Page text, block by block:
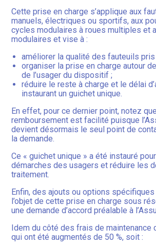
Cette prise en charge s’applique aux
manuels, électriques ou sportifs, aux
cycles modulaires à roues multiples et
modulaires et vise à :
améliorer la qualité des fauteuils pris
organiser la prise en charge autour
de l’usager du dispositif ;
réduire le reste à charge et le délai
instaurant un guichet unique.
En effet, pour ce dernier point, notez
remboursement est facilité puisque
devient désormais le seul point de
la demande.
Ce « guichet unique » a été instauré
démarches des usagers et réduire les
traitement.
Enfin, des ajouts ou options
l’objet de cette prise en charge sous
une demande d’accord préalable à
Idem du côté des frais de maintenance
qui ont été augmentés de 50 %, soit :